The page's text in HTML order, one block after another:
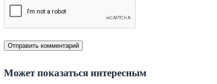
Может показаться интересным